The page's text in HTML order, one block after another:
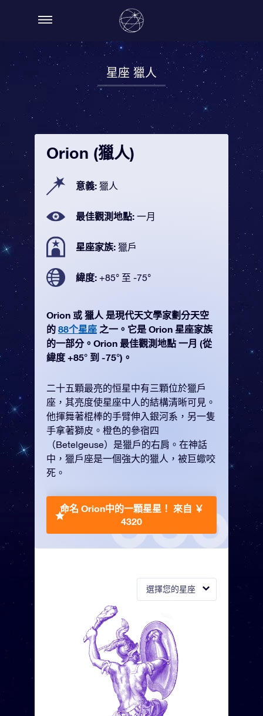
星座 獵人
選擇您的星座
Orion (獵人)
意義: 獵人
最佳觀測地點: 一月
星座家族: 獵戶
緯度: +85° 至 -75°
Orion 或 獵人 是現代天文學家劃分天空
的 88个星座 之一。它是 Orion 星座家族
的一部分。Orion 最佳觀測地點 一月 (從
緯度 +85° 到 -75°)。
二十五顆最亮的恒星中有三顆位於獵戶
座，其亮度使星座中人的結構清晰可見。
他揮舞著棍棒的手臂伸入銀河系，另一隻
手拿著獅皮。橙色的參宿四
（Betelgeuse）是獵戶的右肩。在神話
中，獵戶座是一個強大的獵人，被巨蠍咬
死。
命名 Orion中的一顆星星！ 來自 ￥
4320